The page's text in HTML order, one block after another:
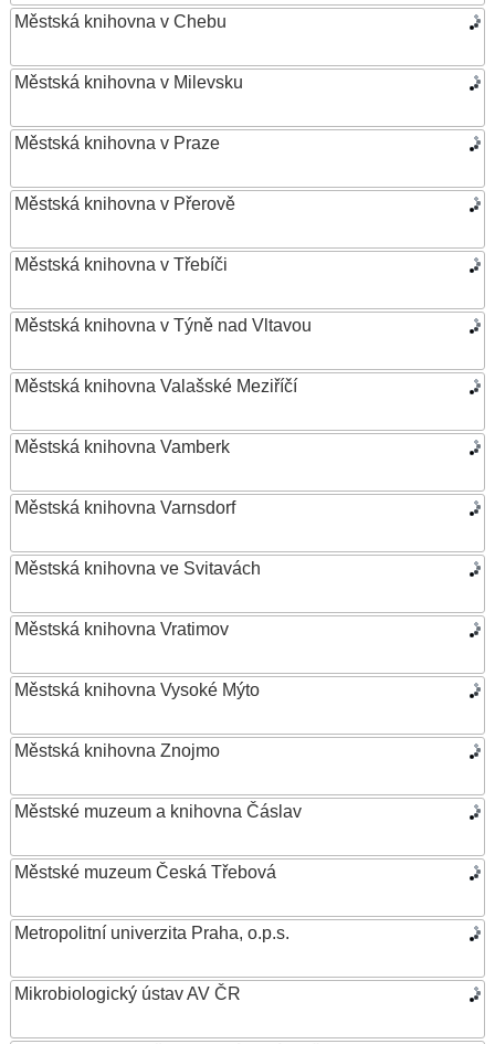
Městská knihovna v Chebu
Městská knihovna v Milevsku
Městská knihovna v Praze
Městská knihovna v Přerově
Městská knihovna v Třebíči
Městská knihovna v Týně nad Vltavou
Městská knihovna Valašské Meziříčí
Městská knihovna Vamberk
Městská knihovna Varnsdorf
Městská knihovna ve Svitavách
Městská knihovna Vratimov
Městská knihovna Vysoké Mýto
Městská knihovna Znojmo
Městské muzeum a knihovna Čáslav
Městské muzeum Česká Třebová
Metropolitní univerzita Praha, o.p.s.
Mikrobiologický ústav AV ČR